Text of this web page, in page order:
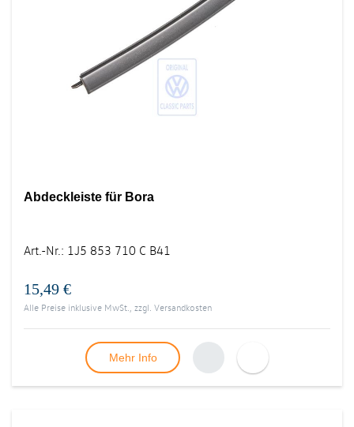
Abdeckleiste für Bora
Art.-Nr.: 1J5 853 710 C B41
15,49 €
Alle Preise inklusive MwSt., zzgl. Versandkosten
Mehr Info